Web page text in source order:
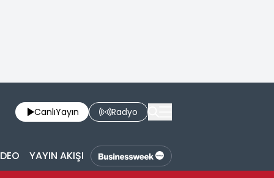
CanlıYayın Radyo
YAYIN AKIŞI